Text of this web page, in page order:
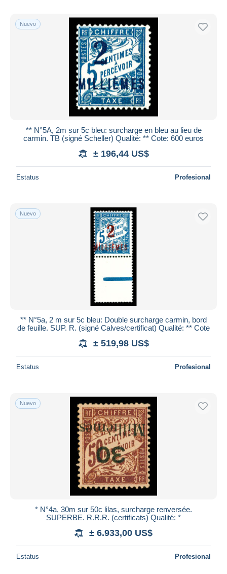
Nuevo
** N°5A, 2m sur 5c bleu: surcharge en bleu au lieu de
carmin. TB (signé Scheller) Qualité: ** Cote: 600 euros
± 196,44 US$
Estatus Profesional
Nuevo
** N°5a, 2 m sur 5c bleu: Double surcharge carmin, bord
de feuille. SUP. R. (signé Calves/certificat) Qualité: ** Cote
± 519,98 US$
Estatus Profesional
Nuevo
* N°4a, 30m sur 50c lilas, surcharge renversée.
SUPERBE. R.R.R. (certificats) Qualité: *
± 6.933,00 US$
Estatus Profesional